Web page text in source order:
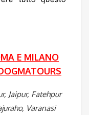
E MILANO
Jaipur, Fatehpur
Varanasi